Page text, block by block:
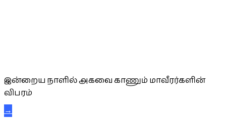
இன்றைய நாளில் அகவை காணும் மாவீரர்களின்
விபரம்
→